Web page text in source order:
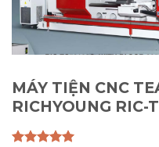
MÁY TIỆN CNC
RICHYOUNG RIC-